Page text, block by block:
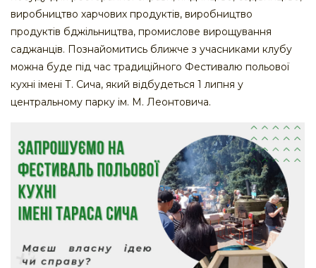
виробництво харчових продуктів, виробництво
продуктів бджільництва, промислове вирощування
саджанців. Познайомитись ближче з учасниками клубу
можна буде під час традиційного Фестивалю польової
кухні імені Т. Сича, який відбудеться 1 липня у
центральному парку ім. М. Леонтовича.